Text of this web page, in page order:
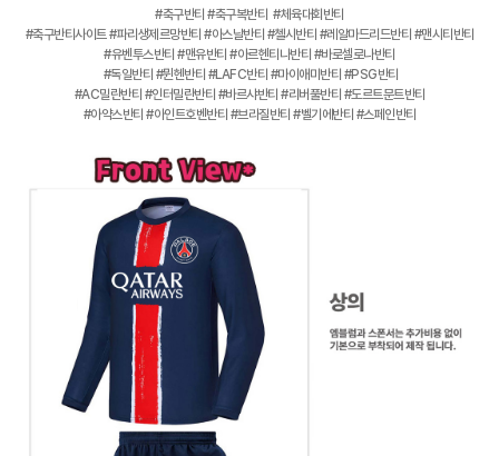
#축구반티 #축구복반티 #체육대회반티
#축구반티사이트 #파리생제르망반티 #아스날반티 #첼시반티 #레알마드리드반티 #맨시티반티
#유벤투스반티 #맨유반티 #아르헨티나반티 #바로셀로나반티
#독일반티 #뮌헨반티 #LAFC반티 #마이애미반티 #PSG반티
#AC밀란반티 #인터밀란반티 #바르샤반티 #리버풀반티 #도르트문트반티
#아약스반티 #아인트호벤반티 #브라질반티 #벨기에반티 #스페인반티